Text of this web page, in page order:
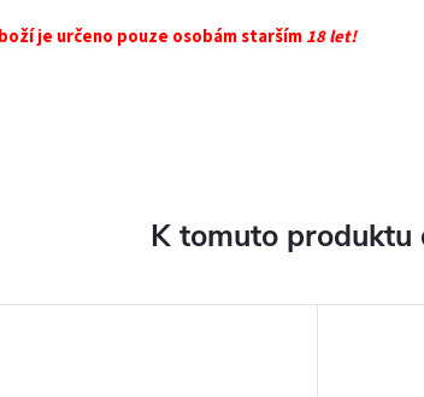
je určeno pouze osobám starším18 let!
K tomuto produktu